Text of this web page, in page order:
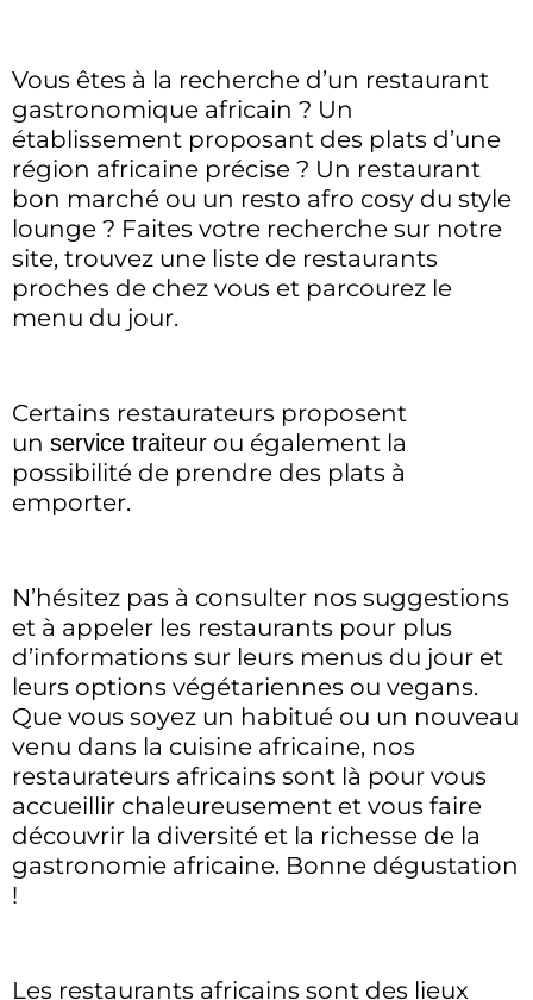
Vous êtes à la recherche d’un restaurant
gastronomique africain ? Un
établissement proposant des plats d’une
région africaine précise ? Un restaurant
bon marché ou un resto afro cosy du style
lounge ? Faites votre recherche sur notre
site, trouvez une liste de restaurants
proches de chez vous et parcourez le
menu du jour.
Certains restaurateurs proposent
un service traiteur ou également la
possibilité de prendre des plats à
emporter.
N’hésitez pas à consulter nos suggestions
et à appeler les restaurants pour plus
d’informations sur leurs menus du jour et
leurs options végétariennes ou vegans.
Que vous soyez un habitué ou un nouveau
venu dans la cuisine africaine, nos
restaurateurs africains sont là pour vous
accueillir chaleureusement et vous faire
découvrir la diversité et la richesse de la
gastronomie africaine. Bonne dégustation
!
Les restaurants africains sont des lieux